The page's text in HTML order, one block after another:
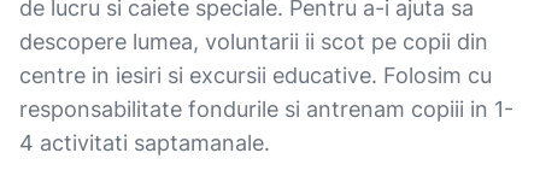
de lucru si caiete speciale. Pentru a-i ajuta sa
descopere lumea, voluntarii ii scot pe copii din
centre in iesiri si excursii educative. Folosim cu
responsabilitate fondurile si antrenam copiii in 1-
4 activitati saptamanale.